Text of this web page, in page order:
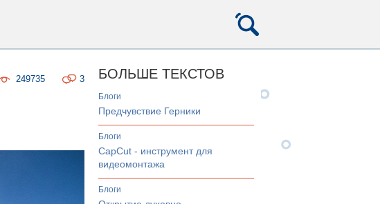
3
249735 БОЛЬШЕ ТЕКСТОВ
Блоги
Предчувствие Герники
Блоги
CapCut - инструмент для
видеомонтажа
Блоги